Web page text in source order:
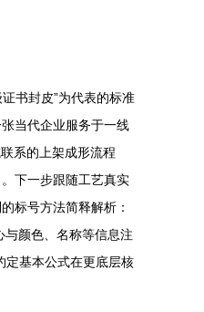
书封皮”为代表的标准
当代企业服务于一线
系的上架成形流程
下一步跟随工艺真实
标号方法简释解析：
颜色、名称等信息注
基本公式在更底层核